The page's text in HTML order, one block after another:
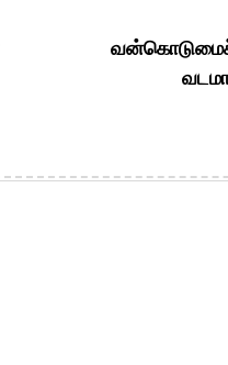
வன்கொடுமைச்